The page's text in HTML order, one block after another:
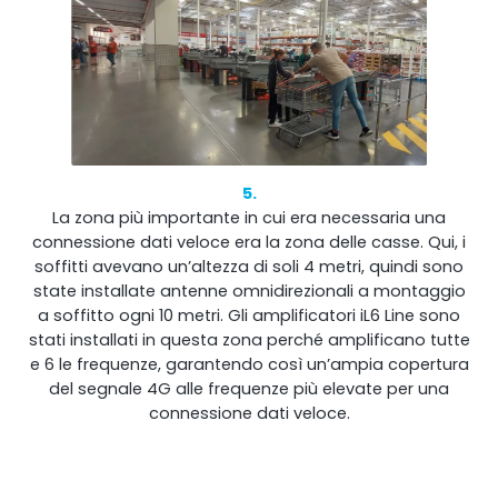
5.
La zona più importante in cui era necessaria una
connessione dati veloce era la zona delle casse. Qui, i
soffitti avevano un’altezza di soli 4 metri, quindi sono
state installate antenne omnidirezionali a montaggio
a soffitto ogni 10 metri. Gli amplificatori iL6 Line sono
stati installati in questa zona perché amplificano tutte
e 6 le frequenze, garantendo così un’ampia copertura
del segnale 4G alle frequenze più elevate per una
connessione dati veloce.